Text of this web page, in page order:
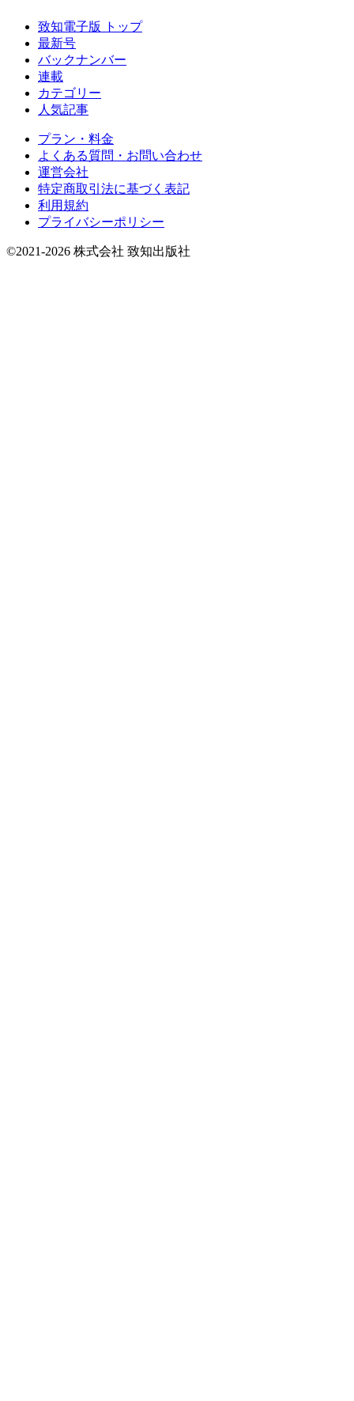
致知電子版 トップ
最新号
バックナンバー
連載
カテゴリー
人気記事
プラン・料金
よくある質問・お問い合わせ
運営会社
特定商取引法に基づく表記
利用規約
プライバシーポリシー
©2021-2026 株式会社 致知出版社